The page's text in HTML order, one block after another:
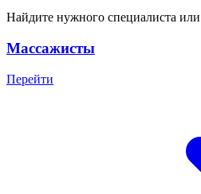
Найдите нужного специалиста
Массажисты
Перейти